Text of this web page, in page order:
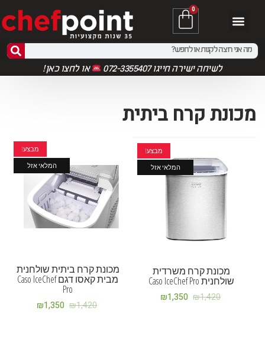
0
לשיחה ישירה חייגו 072-3355407 אולחצו כאן!
מכונת קרח ביתית
מבצע!
המלאי אזל
מכונת קרח ביתית שולחנית
מבית קאסו דגם Caso IceChef
Pro
₪1,420
₪1,350
מבצע!
המלאי אזל
מכונת קרח משרדית
שולחנית Caso IceChef Pro
₪1,420
₪1,350